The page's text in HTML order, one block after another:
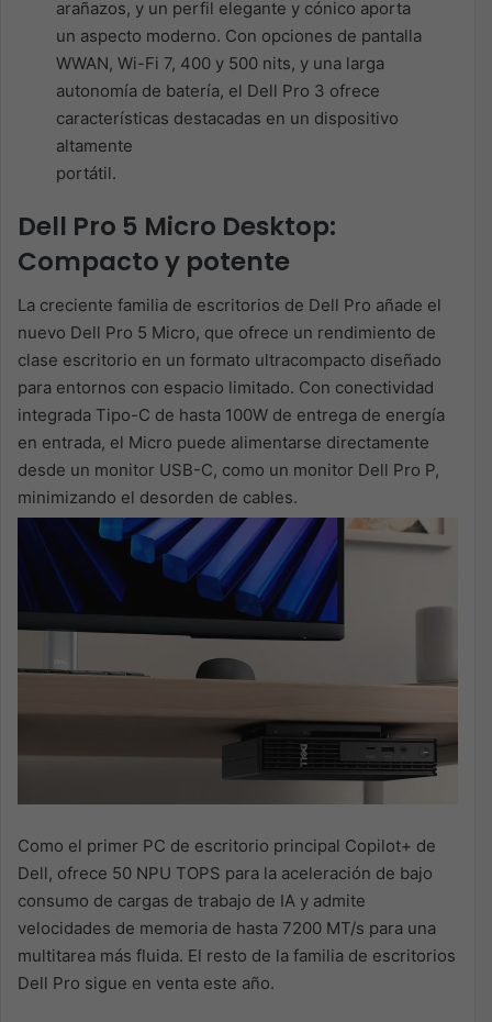
arañazos, y un perfil elegante y cónico aporta
un aspecto moderno. Con opciones de pantalla
WWAN, Wi-Fi 7, 400 y 500 nits, y una larga
autonomía de batería, el Dell Pro 3 ofrece
características destacadas en un dispositivo
altamente
portátil.
Dell Pro 5 Micro Desktop:
Compacto y potente
La creciente familia de escritorios de Dell Pro añade el
nuevo Dell Pro 5 Micro, que ofrece un rendimiento de
clase escritorio en un formato ultracompacto diseñado
para entornos con espacio limitado. Con conectividad
integrada Tipo-C de hasta 100W de entrega de energía
en entrada, el Micro puede alimentarse directamente
desde un monitor USB-C, como un monitor Dell Pro P,
minimizando el desorden de cables.
Como el primer PC de escritorio principal Copilot+ de
Dell, ofrece 50 NPU TOPS para la aceleración de bajo
consumo de cargas de trabajo de IA y admite
velocidades de memoria de hasta 7200 MT/s para una
multitarea más fluida. El resto de la familia de escritorios
Dell Pro sigue en venta este año.